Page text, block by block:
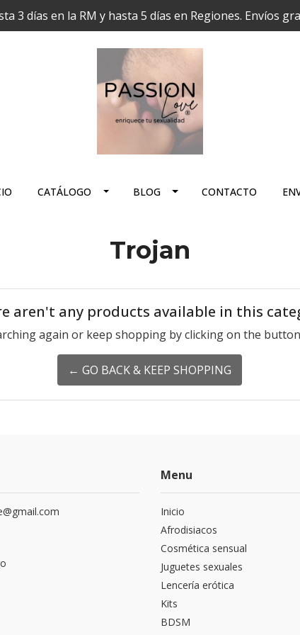
3 días en la RM y hasta 5 días en Regiones. Envíos
CATÁLOGO BLOG CONTACTO
Trojan
aren't any products available in this
again or keep shopping by clicking on the
← GO BACK & KEEP SHOPPING
Menu
Inicio
Afrodisiacos
Cosmética sensual
Juguetes sexuales
Lencería erótica
Kits
BDSM